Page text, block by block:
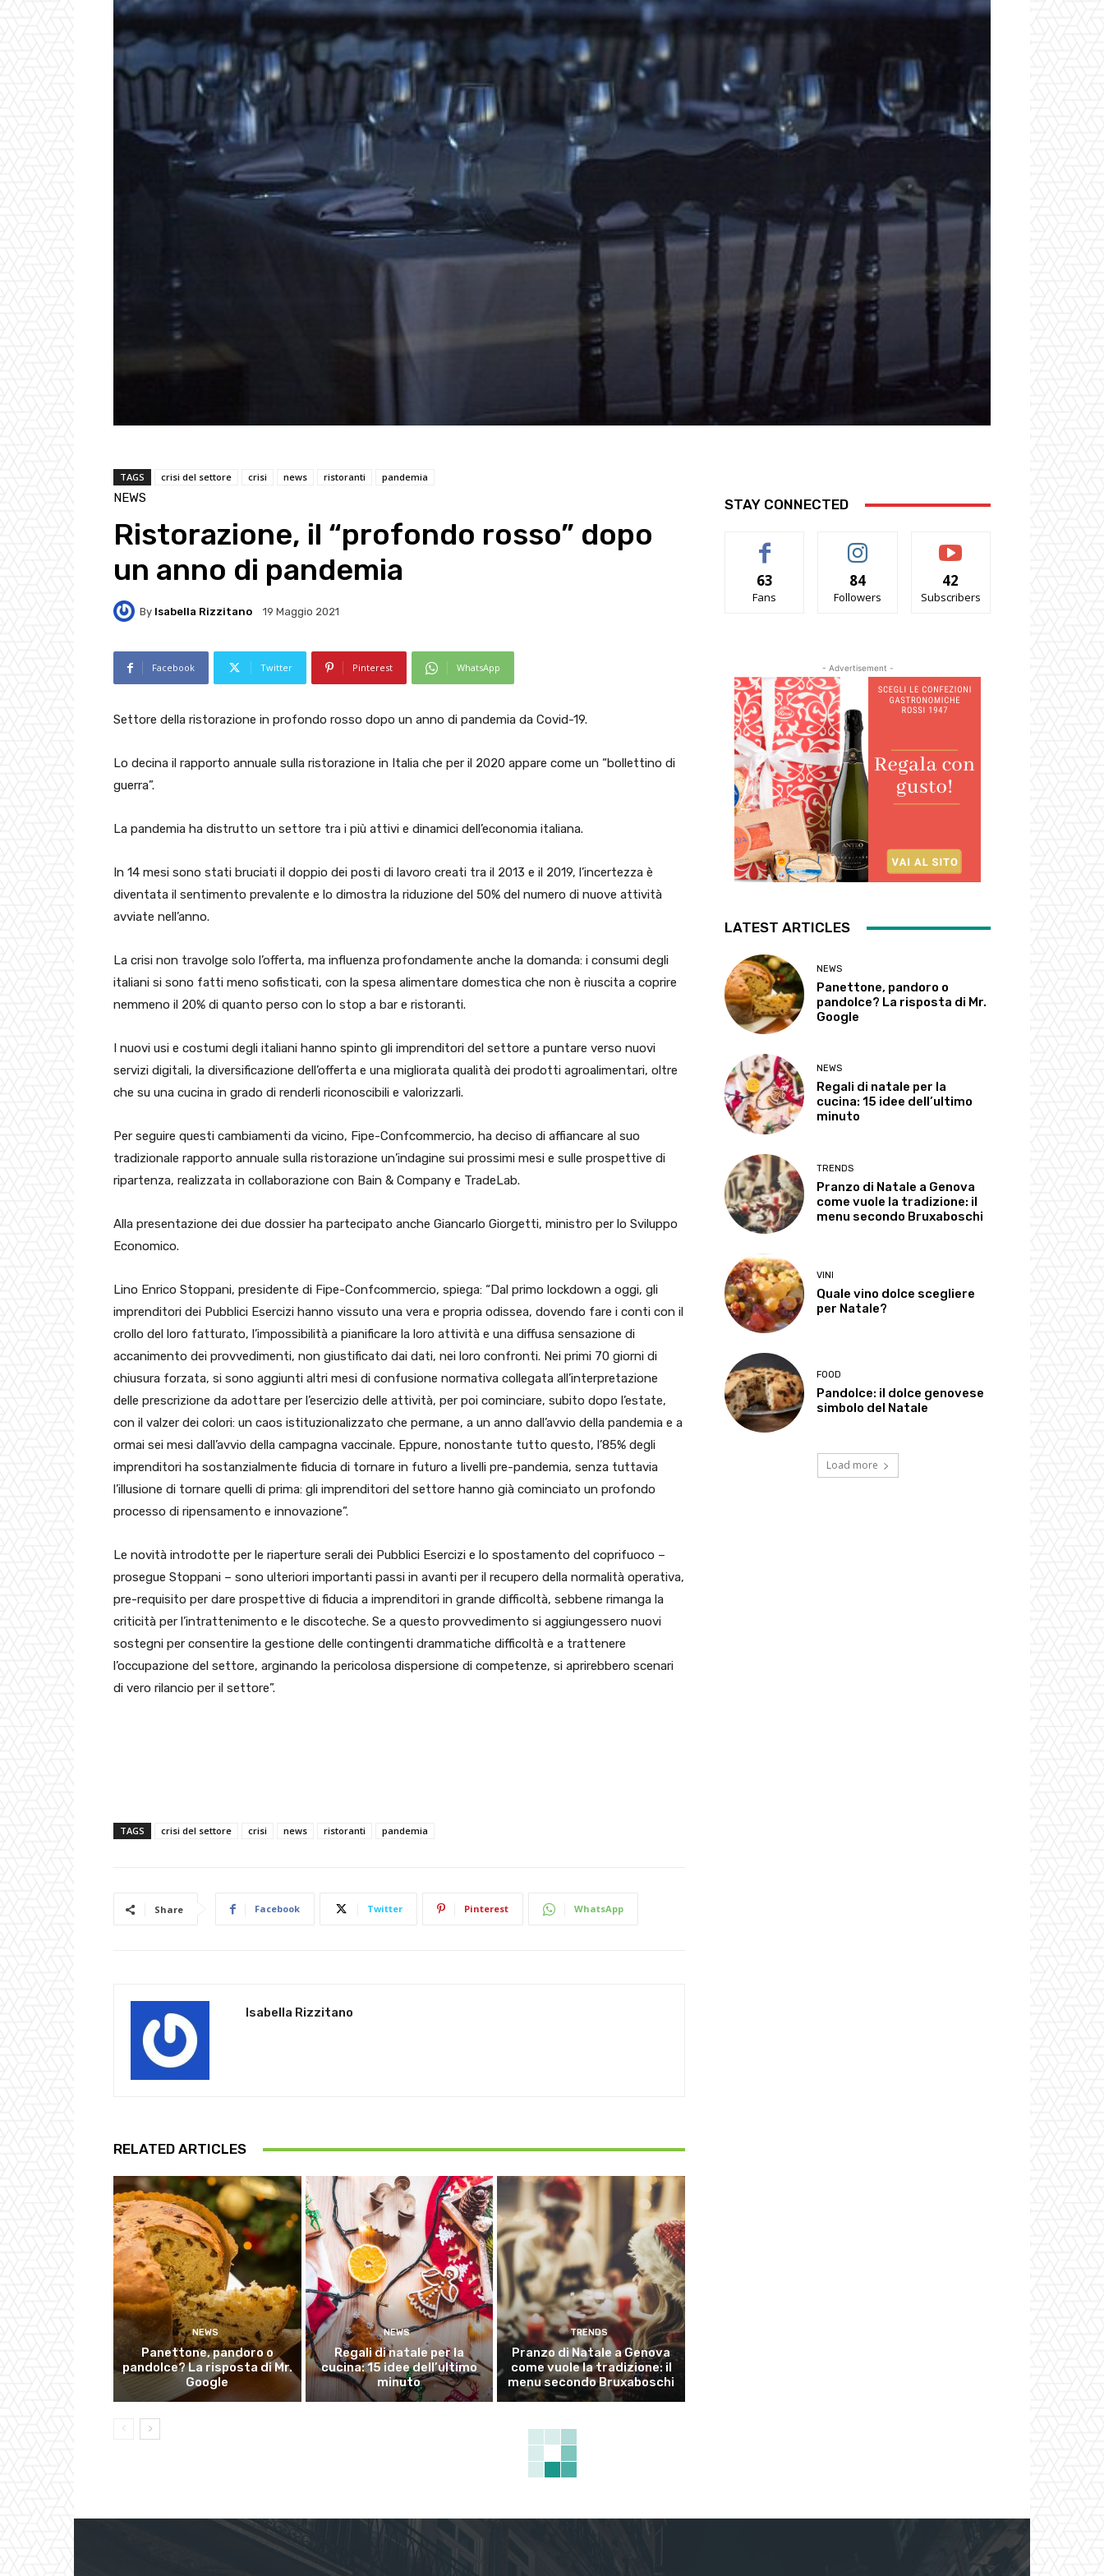
TAGS crisi del settore crisi news ristoranti pandemia
NEWS
Ristorazione, il “profondo rosso” dopo
un anno di pandemia
By Isabella Rizzitano 19 Maggio 2021
Facebook Twitter Pinterest WhatsApp
Settore della ristorazione in profondo rosso dopo un anno di pandemia da Covid-19.
Lo decina il rapporto annuale sulla ristorazione in Italia che per il 2020 appare come un “bollettino di
guerra”.
La pandemia ha distrutto un settore tra i più attivi e dinamici dell’economia italiana.
In 14 mesi sono stati bruciati il doppio dei posti di lavoro creati tra il 2013 e il 2019, l’incertezza è
diventata il sentimento prevalente e lo dimostra la riduzione del 50% del numero di nuove attività
avviate nell’anno.
La crisi non travolge solo l’offerta, ma influenza profondamente anche la domanda: i consumi degli
italiani si sono fatti meno sofisticati, con la spesa alimentare domestica che non è riuscita a coprire
nemmeno il 20% di quanto perso con lo stop a bar e ristoranti.
I nuovi usi e costumi degli italiani hanno spinto gli imprenditori del settore a puntare verso nuovi
servizi digitali, la diversificazione dell’offerta e una migliorata qualità dei prodotti agroalimentari, oltre
che su una cucina in grado di renderli riconoscibili e valorizzarli.
Per seguire questi cambiamenti da vicino, Fipe-Confcommercio, ha deciso di affiancare al suo
tradizionale rapporto annuale sulla ristorazione un’indagine sui prossimi mesi e sulle prospettive di
ripartenza, realizzata in collaborazione con Bain & Company e TradeLab.
Alla presentazione dei due dossier ha partecipato anche Giancarlo Giorgetti, ministro per lo Sviluppo
Economico.
Lino Enrico Stoppani, presidente di Fipe-Confcommercio, spiega: “Dal primo lockdown a oggi, gli
imprenditori dei Pubblici Esercizi hanno vissuto una vera e propria odissea, dovendo fare i conti con il
crollo del loro fatturato, l’impossibilità a pianificare la loro attività e una diffusa sensazione di
accanimento dei provvedimenti, non giustificato dai dati, nei loro confronti. Nei primi 70 giorni di
chiusura forzata, si sono aggiunti altri mesi di confusione normativa collegata all’interpretazione
delle prescrizione da adottare per l’esercizio delle attività, per poi cominciare, subito dopo l’estate,
con il valzer dei colori: un caos istituzionalizzato che permane, a un anno dall’avvio della pandemia e a
ormai sei mesi dall’avvio della campagna vaccinale. Eppure, nonostante tutto questo, l’85% degli
imprenditori ha sostanzialmente fiducia di tornare in futuro a livelli pre-pandemia, senza tuttavia
l’illusione di tornare quelli di prima: gli imprenditori del settore hanno già cominciato un profondo
processo di ripensamento e innovazione”.
Le novità introdotte per le riaperture serali dei Pubblici Esercizi e lo spostamento del coprifuoco –
prosegue Stoppani – sono ulteriori importanti passi in avanti per il recupero della normalità operativa,
pre-requisito per dare prospettive di fiducia a imprenditori in grande difficoltà, sebbene rimanga la
criticità per l’intrattenimento e le discoteche. Se a questo provvedimento si aggiungessero nuovi
sostegni per consentire la gestione delle contingenti drammatiche difficoltà e a trattenere
l’occupazione del settore, arginando la pericolosa dispersione di competenze, si aprirebbero scenari
di vero rilancio per il settore”.
TAGS crisi del settore crisi news ristoranti pandemia
Share Facebook Twitter Pinterest WhatsApp
Isabella Rizzitano
RELATED ARTICLES
NEWS
Panettone, pandoro o
pandolce? La risposta di Mr.
Google
NEWS
Regali di natale per la
cucina: 15 idee dell’ultimo
minuto
TRENDS
Pranzo di Natale a Genova
come vuole la tradizione: il
menu secondo Bruxaboschi
STAY CONNECTED
63
Fans
84
Followers
42
Subscribers
- Advertisement -
LATEST ARTICLES
NEWS
Panettone, pandoro o
pandolce? La risposta di Mr.
Google
NEWS
Regali di natale per la
cucina: 15 idee dell’ultimo
minuto
TRENDS
Pranzo di Natale a Genova
come vuole la tradizione: il
menu secondo Bruxaboschi
VINI
Quale vino dolce scegliere
per Natale?
FOOD
Pandolce: il dolce genovese
simbolo del Natale
Load more